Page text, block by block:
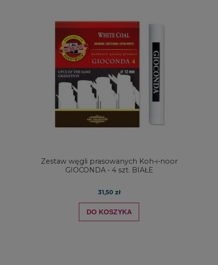
Zestaw węgli prasowanych Koh-i-noor
GIOCONDA - 4 szt. BIAŁE
31,50 zł
DO KOSZYKA